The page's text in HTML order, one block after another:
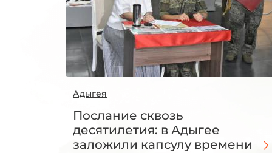
Адыгея
Послание сквозь
десятилетия: в Адыгее
заложили капсулу времени